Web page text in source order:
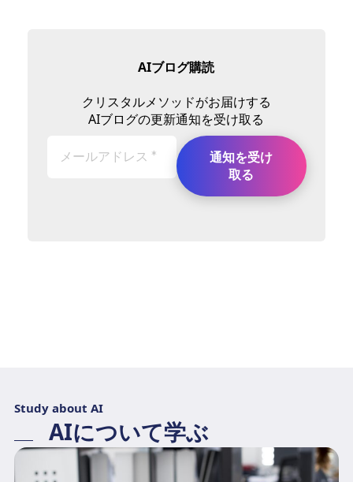
AIブログ購読
クリスタルメソッドがお届けする
AIブログの更新通知を受け取る
Study about AI
AIについて学ぶ